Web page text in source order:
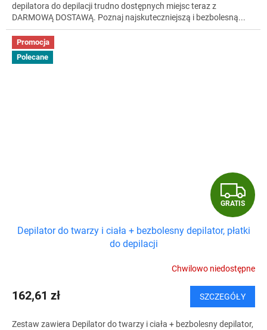
depilatora do depilacji trudno dostępnych miejsc teraz z
DARMOWĄ DOSTAWĄ. Poznaj najskuteczniejszą i bezbolesną...
Promocja
Polecane
G
R
A
T
I
S
GRATIS
Depilator do twarzy i ciała + bezbolesny depilator, płatki
do depilacji
Chwilowo niedostępne
162,61 zł SZCZEGÓŁY
Zestaw zawiera Depilator do twarzy i ciała + bezbolesny depilator,